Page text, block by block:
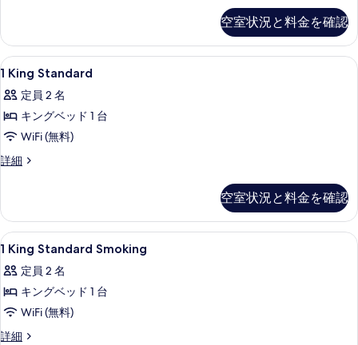
細
空室状況と料金を確認
1
King
Standard
の
す
べ
写
真
を
表
示
す
セーフティボックス (室内)、デスク
3
1 King Standard
定員 2 名
キングベッド 1 台
WiFi (無料)
詳細
1
詳
細
空室状況と料金を確認
1
King
Standard
Smoking
の
す
セーフティボックス (室内)、デスク
4
1 King Standard Smoking
定員 2 名
キングベッド 1 台
WiFi (無料)
詳細
1